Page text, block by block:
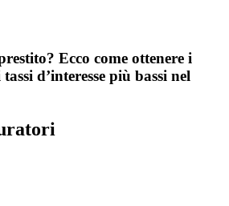
Ecco come ottenere i
d’interesse più bassi nel